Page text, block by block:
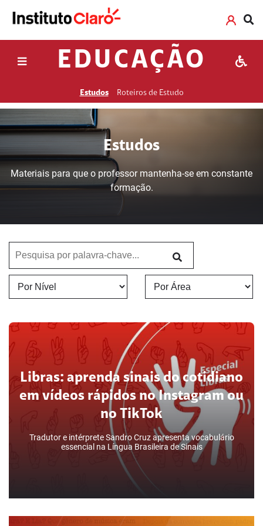
EDUCAÇÃO
Estudos Roteiros de Estudo
Estudos
Materiais para que o professor mantenha-se em constante
formação.
Libras: aprenda sinais do cotidiano
em vídeos rápidos no Instagram ou
no TikTok
Tradutor e intérprete Sandro Cruz apresenta vocabulário
essencial na Língua Brasileira de Sinais